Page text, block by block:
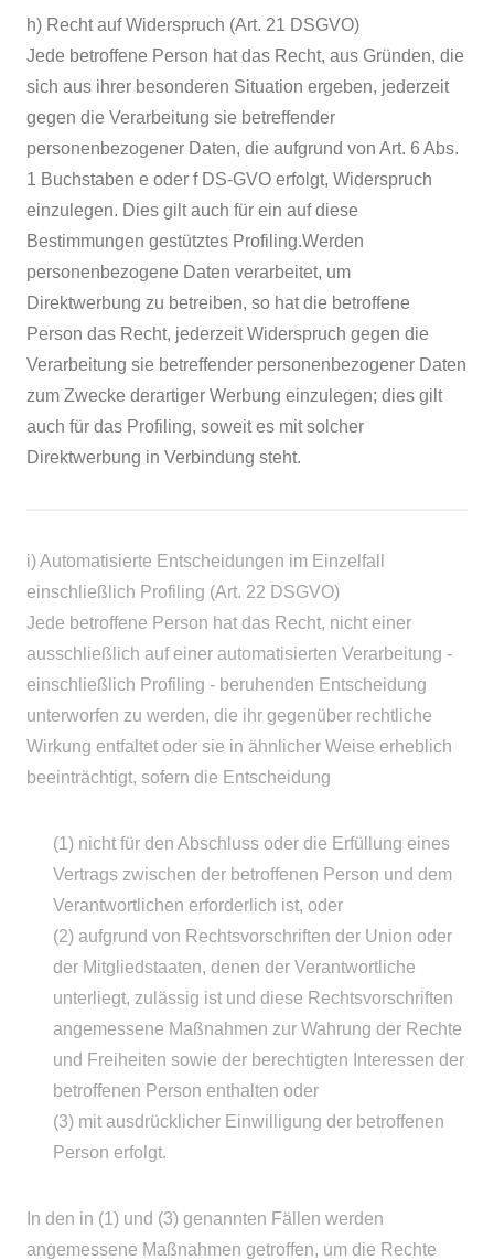
h) Recht auf Widerspruch (Art. 21 DSGVO)
Jede betroffene Person hat das Recht, aus Gründen, die
sich aus ihrer besonderen Situation ergeben, jederzeit
gegen die Verarbeitung sie betreffender
personenbezogener Daten, die aufgrund von Art. 6 Abs.
1 Buchstaben e oder f DS-GVO erfolgt, Widerspruch
einzulegen. Dies gilt auch für ein auf diese
Bestimmungen gestütztes Profiling.Werden
personenbezogene Daten verarbeitet, um
Direktwerbung zu betreiben, so hat die betroffene
Person das Recht, jederzeit Widerspruch gegen die
Verarbeitung sie betreffender personenbezogener Daten
zum Zwecke derartiger Werbung einzulegen; dies gilt
auch für das Profiling, soweit es mit solcher
Direktwerbung in Verbindung steht.
i) Automatisierte Entscheidungen im Einzelfall
einschließlich Profiling (Art. 22 DSGVO)
Jede betroffene Person hat das Recht, nicht einer
ausschließlich auf einer automatisierten Verarbeitung -
einschließlich Profiling - beruhenden Entscheidung
unterworfen zu werden, die ihr gegenüber rechtliche
Wirkung entfaltet oder sie in ähnlicher Weise erheblich
beeinträchtigt, sofern die Entscheidung
(1) nicht für den Abschluss oder die Erfüllung eines
Vertrags zwischen der betroffenen Person und dem
Verantwortlichen erforderlich ist, oder
(2) aufgrund von Rechtsvorschriften der Union oder
der Mitgliedstaaten, denen der Verantwortliche
unterliegt, zulässig ist und diese Rechtsvorschriften
angemessene Maßnahmen zur Wahrung der Rechte
und Freiheiten sowie der berechtigten Interessen der
betroffenen Person enthalten oder
(3) mit ausdrücklicher Einwilligung der betroffenen
Person erfolgt.
In den in (1) und (3) genannten Fällen werden
angemessene Maßnahmen getroffen, um die Rechte